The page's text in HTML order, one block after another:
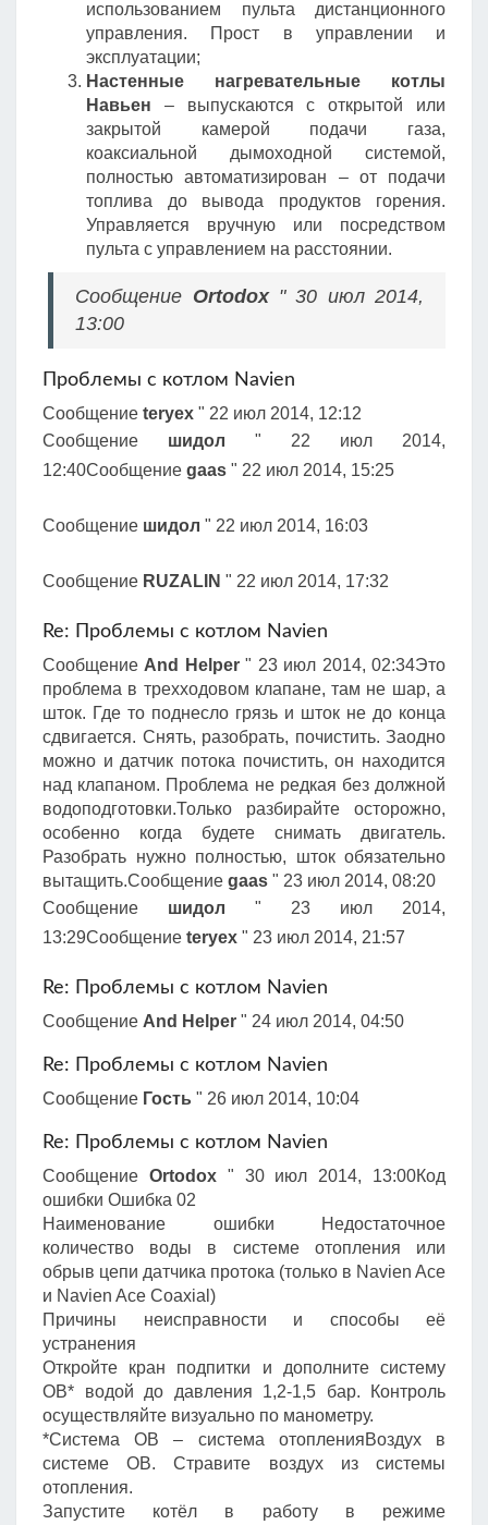
использованием пульта дистанционного
управления. Прост в управлении и
эксплуатации;
Настенные нагревательные котлы
Навьен – выпускаются с открытой или
закрытой камерой подачи газа,
коаксиальной дымоходной системой,
полностью автоматизирован – от подачи
топлива до вывода продуктов горения.
Управляется вручную или посредством
пульта с управлением на расстоянии.
Сообщение Ortodox" 30 июл 2014,
13:00
Проблемы с котлом Navien
Сообщение teryex " 22 июл 2014, 12:12
Сообщение шидол " 22 июл 2014,
12:40Сообщение gaas " 22 июл 2014, 15:25
Сообщение шидол " 22 июл 2014, 16:03
Сообщение RUZALIN " 22 июл 2014, 17:32
Re: Проблемы с котлом Navien
Сообщение And Helper" 23 июл 2014, 02:34Это
проблема в трехходовом клапане, там не шар, а
шток. Где то поднесло грязь и шток не до конца
сдвигается. Снять, разобрать, почистить. Заодно
можно и датчик потока почистить, он находится
над клапаном. Проблема не редкая без должной
водоподготовки.Только разбирайте осторожно,
особенно когда будете снимать двигатель.
Разобрать нужно полностью, шток обязательно
вытащить.Сообщение gaas " 23 июл 2014, 08:20
Сообщение шидол " 23 июл 2014,
13:29Сообщение teryex " 23 июл 2014, 21:57
Re: Проблемы с котлом Navien
Сообщение And Helper " 24 июл 2014, 04:50
Re: Проблемы с котлом Navien
Сообщение Гость " 26 июл 2014, 10:04
Re: Проблемы с котлом Navien
Сообщение Ortodox" 30 июл 2014, 13:00Код
ошибки Ошибка 02
Наименование ошибки Недостаточное
количество воды в системе отопления или
обрыв цепи датчика протока (только в Navien Ace
и Navien Ace Coaxial)
Причины неисправности и способы её
устранения
Откройте кран подпитки и дополните систему
ОВ* водой до давления 1,2-1,5 бар. Контроль
осуществляйте визуально по манометру.
*Система ОВ – система отопленияВоздух в
системе ОВ. Стравите воздух из системы
отопления.
Запустите котёл в работу в режиме